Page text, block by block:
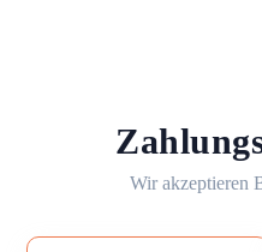
Wir akzeptieren